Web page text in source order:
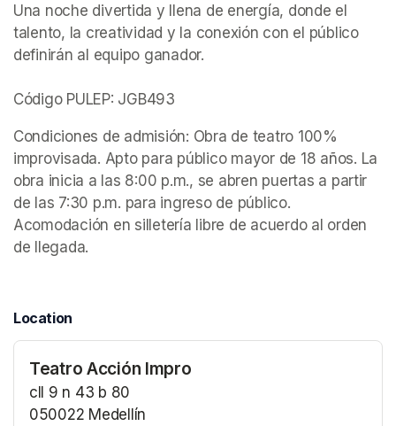
Una noche divertida y llena de energía, donde el
talento, la creatividad y la conexión con el público
definirán al equipo ganador.
Código PULEP: JGB493
Condiciones de admisión: Obra de teatro 100%
improvisada. Apto para público mayor de 18 años. La
obra inicia a las 8:00 p.m., se abren puertas a partir
de las 7:30 p.m. para ingreso de público.
Acomodación en silletería libre de acuerdo al orden
de llegada.
Location
Teatro Acción Impro
cll 9 n 43 b 80
050022 Medellín